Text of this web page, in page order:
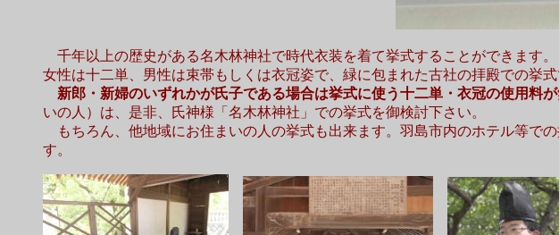
千年以上の歴史がある名木林神社で時代衣装を着て挙式することができます。
女性は十二単、男性は束帯もしくは衣冠姿で、緑に包まれた古社の拝殿での挙式
新郎・新婦のいずれかが氏子である場合は挙式に使う十二単・衣冠の使用料
いの人）は、是非、氏神様「名木林神社」での挙式を御検討下さい。
もちろん、他地域にお住まいの人の挙式も出来ます。羽島市内のホテル等で
す。